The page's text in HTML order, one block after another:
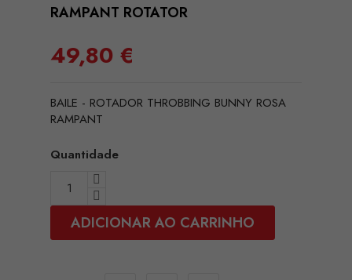
RAMPANT ROTATOR
49,80 €
BAILE - ROTADOR THROBBING BUNNY ROSA
RAMPANT
Quantidade
ADICIONAR AO CARRINHO